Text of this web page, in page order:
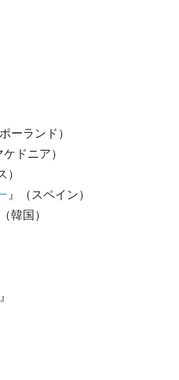
ーランド）
ドニア）
）
』（スペイン）
韓国）